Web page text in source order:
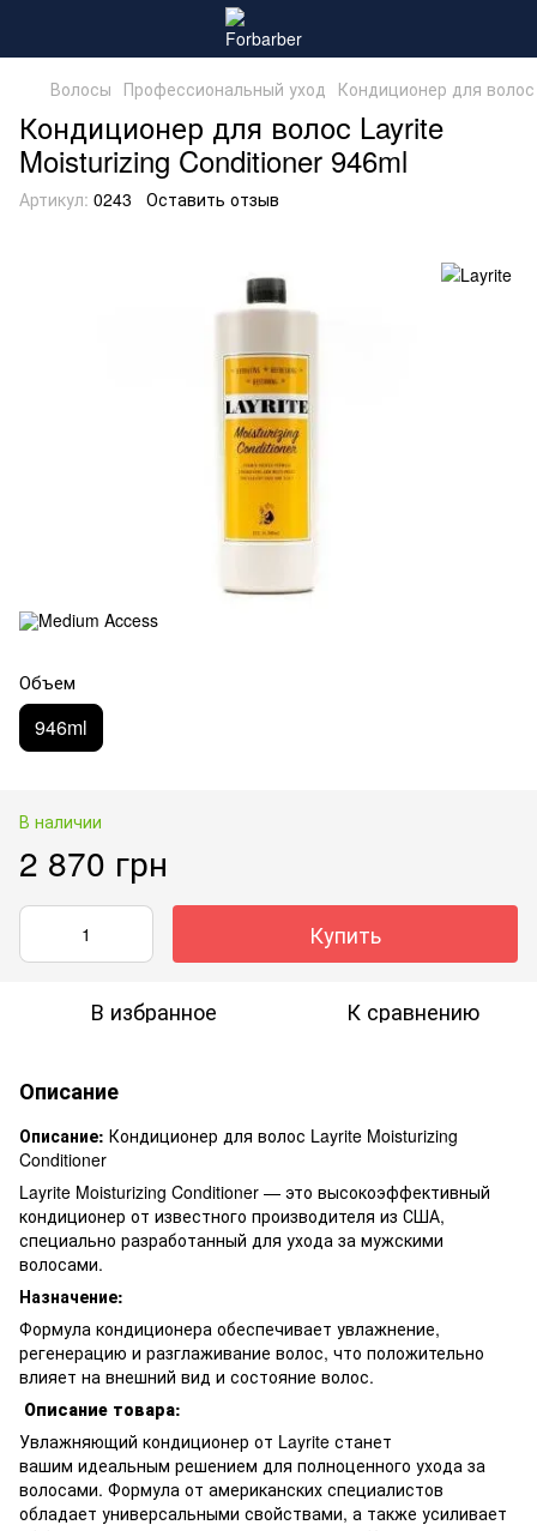
Волосы Профессиональный уход Кондиционер для волос
Кондиционер для волос Layrite
Moisturizing Conditioner 946ml
Артикул: 0243 Оставить отзыв
Объем
946ml
В наличии
2 870 грн
Купить
В избранное К сравнению
Описание
Описание: Кондиционер для волос Layrite Moisturizing
Conditioner
Layrite Moisturizing Conditioner — это высокоэффективный
кондиционер от известного производителя из США,
специально разработанный для ухода за мужскими
волосами.
Назначение:
Формула кондиционера обеспечивает увлажнение,
регенерацию и разглаживание волос, что положительно
влияет на внешний вид и состояние волос.
Описание товара:
Увлажняющий кондиционер от Layrite станет
вашим идеальным решением для полноценного ухода за
волосами. Формула от американских специалистов
обладает универсальными свойствами, а также усиливает